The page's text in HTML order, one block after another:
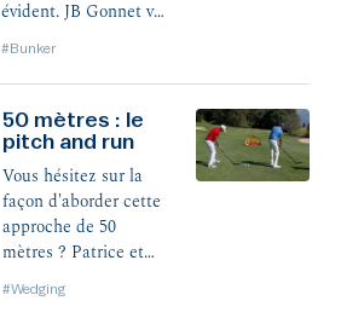
évident. JB Gonnet va
#Bunker
50 mètres : le
pitch and run
Vous hésitez sur la
façon d'aborder cette
approche de 50
mètres ? Patrice et
#Wedging